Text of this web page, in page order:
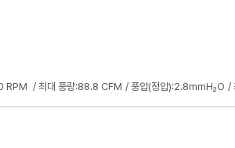
RPM 최대 풍량:88.8 CFM 풍압(정압):2.8mmH₂O